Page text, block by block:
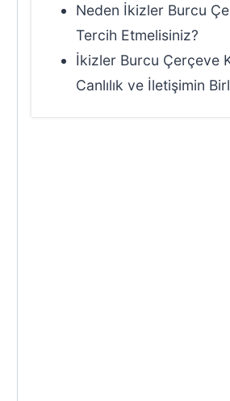
Neden İkizler Burcu
Tercih Etmelisiniz?
İkizler Burcu Çerçeve
Canlılık ve İletişimin